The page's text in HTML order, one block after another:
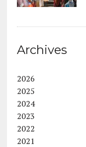
Archives
2026
2025
2024
2023
2022
2021